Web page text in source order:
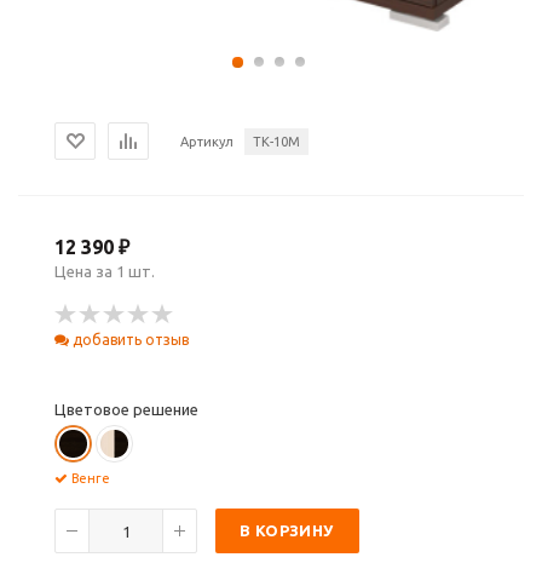
Артикул ТК-10М
12 390 ₽
Цена за 1 шт.
добавить отзыв
Цветовое решение
Венге
В КОРЗИНУ